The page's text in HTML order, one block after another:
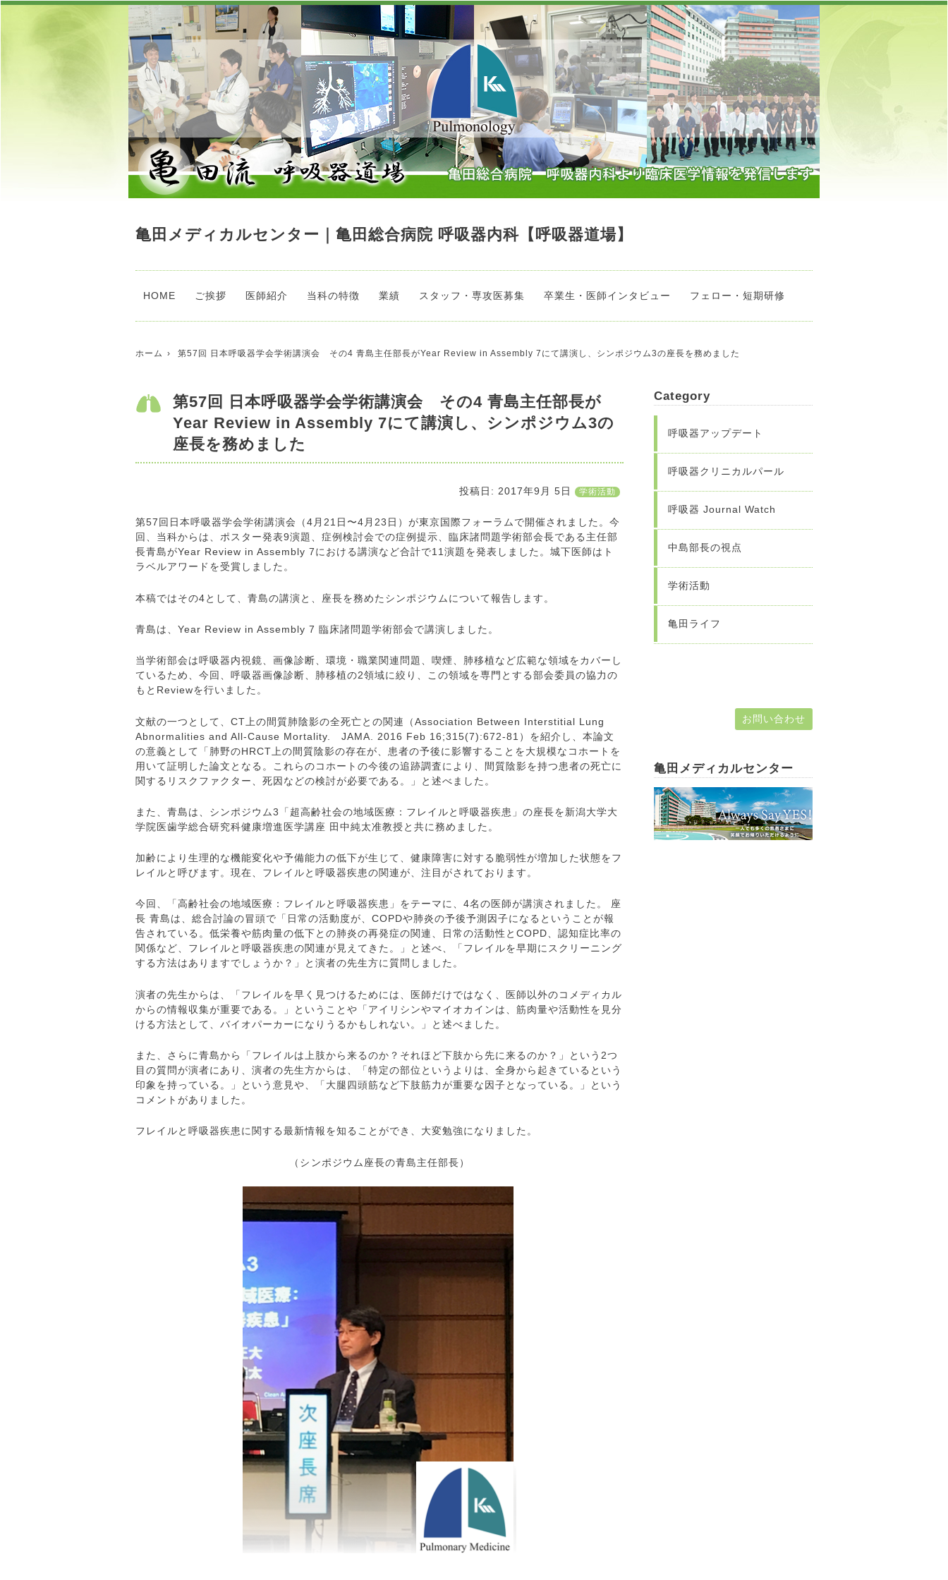
亀田メディカルセンター｜亀田総合病院 呼吸器内科【呼吸器道場】
HOME ご挨拶 医師紹介 当科の特徴 業績 スタッフ・専攻医募集 卒業生・医師インタビュー フェロー・短期研修
ホーム 第57回 日本呼吸器学会学術講演会 その4 青島主任部長がYear Review in Assembly 7にて講演し、シンポジウム3の座長を務めました
第57回 日本呼吸器学会学術講演会 その4 青島主任部長が
Year Review in Assembly 7にて講演し、シンポジウム3の
座長を務めました
投稿日: 2017年9月 5日 学術活動
第57回日本呼吸器学会学術講演会（4月21日〜4月23日）が東京国際フォーラムで開催されました。今
回、当科からは、ポスター発表9演題、症例検討会での症例提示、臨床諸問題学術部会長である主任部
長青島がYear Review in Assembly 7における講演など合計で11演題を発表しました。城下医師はト
ラベルアワードを受賞しました。
本稿ではその4として、青島の講演と、座長を務めたシンポジウムについて報告します。
青島は、Year Review in Assembly 7 臨床諸問題学術部会で講演しました。
当学術部会は呼吸器内視鏡、画像診断、環境・職業関連問題、喫煙、肺移植など広範な領域をカバーし
ているため、今回、呼吸器画像診断、肺移植の2領域に絞り、この領域を専門とする部会委員の協力の
もとReviewを行いました。
文献の一つとして、CT上の間質肺陰影の全死亡との関連（Association Between Interstitial Lung
Abnormalities and All-Cause Mortality. JAMA. 2016 Feb 16;315(7):672-81）を紹介し、本論文
の意義として「肺野のHRCT上の間質陰影の存在が、患者の予後に影響することを大規模なコホートを
用いて証明した論文となる。これらのコホートの今後の追跡調査により、間質陰影を持つ患者の死亡に
関するリスクファクター、死因などの検討が必要である。」と述べました。
また、青島は、シンポジウム3「超高齢社会の地域医療：フレイルと呼吸器疾患」の座長を新潟大学大
学院医歯学総合研究科健康増進医学講座 田中純太准教授と共に務めました。
加齢により生理的な機能変化や予備能力の低下が生じて、健康障害に対する脆弱性が増加した状態をフ
レイルと呼びます。現在、フレイルと呼吸器疾患の関連が、注目がされております。
今回、「高齢社会の地域医療：フレイルと呼吸器疾患」をテーマに、4名の医師が講演されました。 座
長 青島は、総合討論の冒頭で「日常の活動度が、COPDや肺炎の予後予測因子になるということが報
告されている。低栄養や筋肉量の低下との肺炎の再発症の関連、日常の活動性とCOPD、認知症比率の
関係など、フレイルと呼吸器疾患の関連が見えてきた。」と述べ、「フレイルを早期にスクリーニング
する方法はありますでしょうか？」と演者の先生方に質問しました。
演者の先生からは、「フレイルを早く見つけるためには、医師だけではなく、医師以外のコメディカル
からの情報収集が重要である。」ということや「アイリシンやマイオカインは、筋肉量や活動性を見分
ける方法として、バイオパーカーになりうるかもしれない。」と述べました。
また、さらに青島から「フレイルは上肢から来るのか？それほど下肢から先に来るのか？」という2つ
目の質問が演者にあり、演者の先生方からは、「特定の部位というよりは、全身から起きているという
印象を持っている。」という意見や、「大腿四頭筋など下肢筋力が重要な因子となっている。」という
コメントがありました。
フレイルと呼吸器疾患に関する最新情報を知ることができ、大変勉強になりました。
（シンポジウム座長の青島主任部長）
Category
呼吸器アップデート
呼吸器クリニカルパール
呼吸器 Journal Watch
中島部長の視点
学術活動
亀田ライフ
お問い合わせ
亀田メディカルセンター